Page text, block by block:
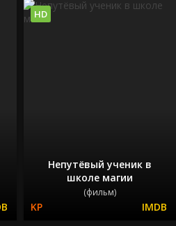
Непутёвый ученик в
школе магии
(фильм)
HD